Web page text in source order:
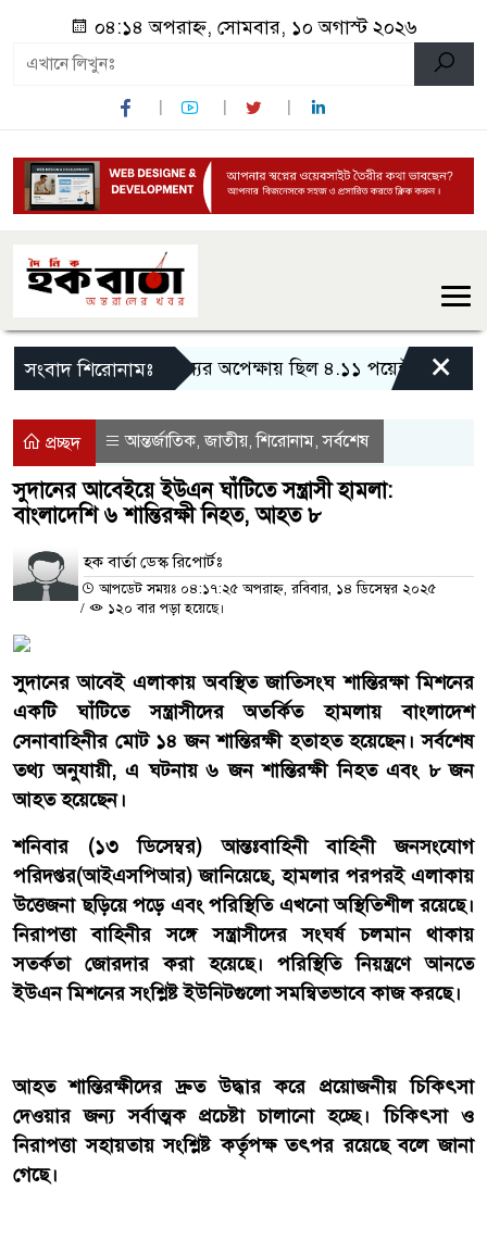
০৪:১৪ অপরাহ্ন, সোমবার, ১০ অগাস্ট ২০২৬
সংবাদ শিরোনামঃসাফল্যের অপেক্ষায় ছিল ৪.১১ পয়েন্ট পাওয়া
×
প্রচ্ছদ আন্তর্জাতিক,জাতীয়,শিরোনাম,সর্বশেষ
সুদানের আবেইয়ে ইউএন ঘাঁটিতে সন্ত্রাসী হামলা:
বাংলাদেশি ৬ শান্তিরক্ষী নিহত, আহত ৮
হক বার্তা ডেস্ক রিপোর্টঃ
আপডেট সময়ঃ ০৪:১৭:২৫ অপরাহ্ন, রবিবার, ১৪ ডিসেম্বর ২০২৫
/
১২০ বার পড়া হয়েছে।
সুদানের আবেই এলাকায় অবস্থিত জাতিসংঘ শান্তিরক্ষা মিশনের
একটি ঘাঁটিতে সন্ত্রাসীদের অতর্কিত হামলায় বাংলাদেশ
সেনাবাহিনীর মোট ১৪ জন শান্তিরক্ষী হতাহত হয়েছেন। সর্বশেষ
তথ্য অনুযায়ী, এ ঘটনায় ৬ জন শান্তিরক্ষী নিহত এবং ৮ জন
আহত হয়েছেন।
শনিবার (১৩ ডিসেম্বর) আন্তঃবাহিনী বাহিনী জনসংযোগ
পরিদপ্তর(আইএসপিআর) জানিয়েছে, হামলার পরপরই এলাকায়
উত্তেজনা ছড়িয়ে পড়ে এবং পরিস্থিতি এখনো অস্থিতিশীল রয়েছে।
নিরাপত্তা বাহিনীর সঙ্গে সন্ত্রাসীদের সংঘর্ষ চলমান থাকায়
সতর্কতা জোরদার করা হয়েছে। পরিস্থিতি নিয়ন্ত্রণে আনতে
ইউএন মিশনের সংশ্লিষ্ট ইউনিটগুলো সমন্বিতভাবে কাজ করছে।
আহত শান্তিরক্ষীদের দ্রুত উদ্ধার করে প্রয়োজনীয় চিকিৎসা
দেওয়ার জন্য সর্বাত্মক প্রচেষ্টা চালানো হচ্ছে। চিকিৎসা ও
নিরাপত্তা সহায়তায় সংশ্লিষ্ট কর্তৃপক্ষ তৎপর রয়েছে বলে জানা
গেছে।